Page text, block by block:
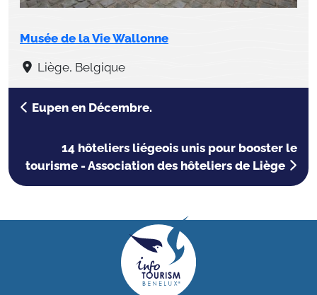
Musée de la Vie Wallonne
Liège, Belgique
Eupen en Décembre.
14 hôteliers liégeois unis pour booster le
tourisme - Association des hôteliers de Liège